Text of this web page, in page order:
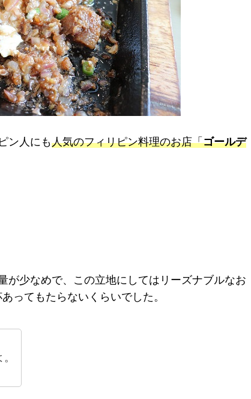
ン人にも人気のフィリピン料理のお店「ゴールデ
少なめで、この立地にしてはリーズナブルなお
ってもたらないくらいでした。